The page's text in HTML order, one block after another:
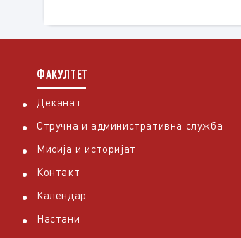
ФАКУЛТЕТ
Деканат
Стручна и административна служба
Мисија и историјат
Контакт
Календар
Настани